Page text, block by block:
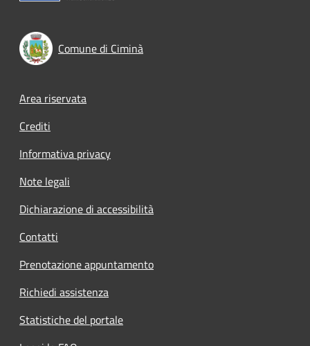
Comune di Ciminà
Footer menu
Area riservata
Crediti
Informativa privacy
Note legali
Dichiarazione di accessibilità
Contatti
Prenotazione appuntamento
Richiedi assistenza
Statistiche del portale